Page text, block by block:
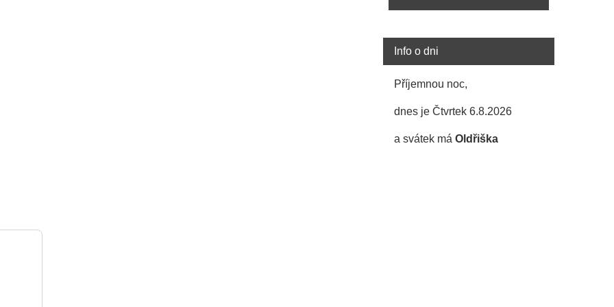
Info o dni
Příjemnou noc,
dnes je Čtvrtek 6.8.2026
a svátek má Oldřiška